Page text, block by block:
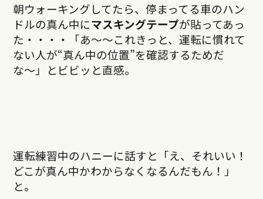
朝ウォーキングしてたら、停まってる車のハン
ドルの真ん中にマスキングテープが貼ってあっ
た・・・・「あ〜〜これきっと、運転に慣れて
ない人が“真ん中の位置”を確認するためだ
な〜」とビビッと直感。
運転練習中のハニーに話すと「え、それいい！
どこが真ん中かわからなくなるんだもん！」
と。